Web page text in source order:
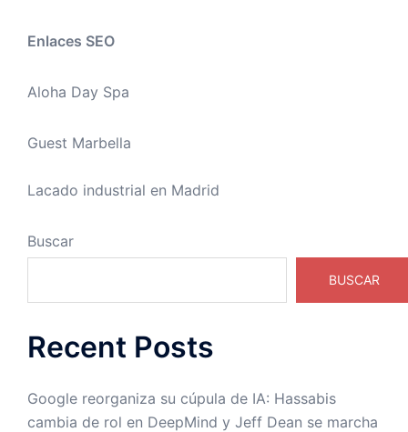
Enlaces SEO
Aloha Day Spa
Guest Marbella
Lacado industrial en Madrid
Buscar
BUSCAR
Recent Posts
Google reorganiza su cúpula de IA: Hassabis
cambia de rol en DeepMind y Jeff Dean se marcha